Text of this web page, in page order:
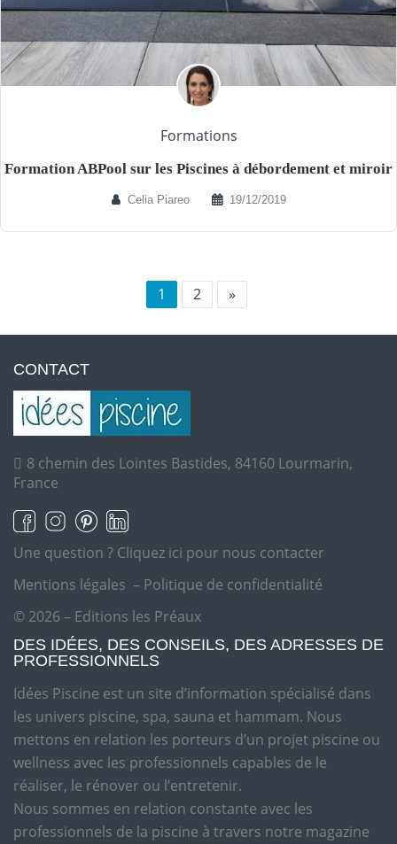
Formations
Formation ABPool sur les Piscines à débordement et miroir
Celia Piareo 19/12/2019
1 2 »
CONTACT
8 chemin des Lointes Bastides, 84160 Lourmarin,
France
Une question ? Cliquez ici pour nous contacter
Mentions légales – Politique de confidentialité
© 2026 – Editions les Préaux
DES IDÉES, DES CONSEILS, DES ADRESSES DE
PROFESSIONNELS
Idées Piscine est un site d’information spécialisé dans
les univers piscine, spa, sauna et hammam. Nous
mettons en relation les porteurs d’un projet piscine ou
wellness avec les professionnels capables de le
réaliser, le rénover ou l’entretenir.
Nous sommes en relation constante avec les
professionnels de la piscine à travers notre magazine